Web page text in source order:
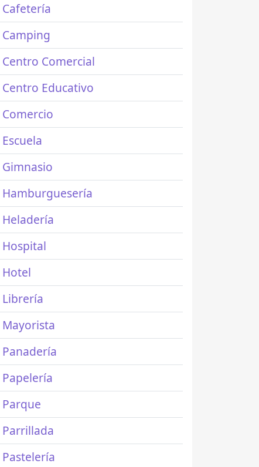
Cafetería
Camping
Centro Comercial
Centro Educativo
Comercio
Escuela
Gimnasio
Hamburguesería
Heladería
Hospital
Hotel
Librería
Mayorista
Panadería
Papelería
Parque
Parrillada
Pastelería